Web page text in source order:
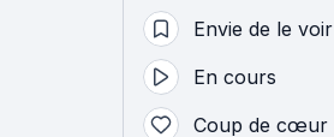
Envie de le voir
En cours
Coup de cœur